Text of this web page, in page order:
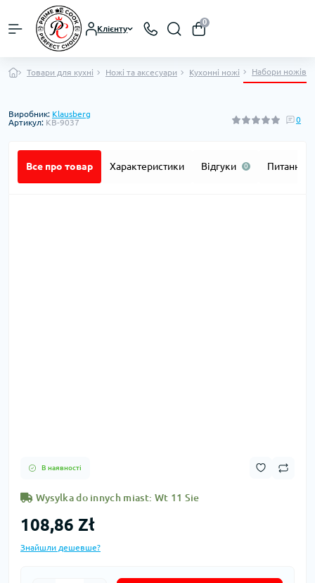
Клієнту
0
Товари для кухні Ножі та аксесуари Кухонні ножі Набори ножів
Виробник: Klausberg
Артикул: KB-9037 0
Все про товар Характеристики Відгуки 0 Питання
В наявності
Wysylka do innych miast: Wt 11 Sie
108,86 Zł
Знайшли дешевше?